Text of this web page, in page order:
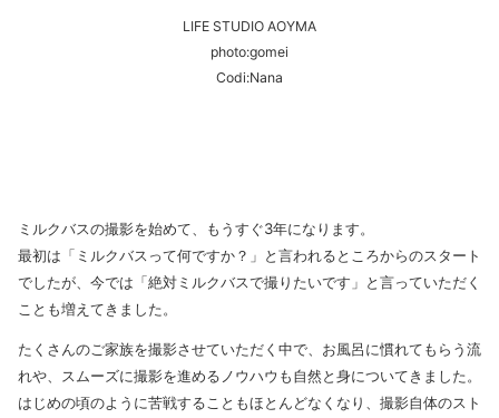
LIFE STUDIO AOYMA
photo:gomei
Codi:Nana
ミルクバスの撮影を始めて、もうすぐ3年になります。
最初は「ミルクバスって何ですか？」と言われるところからのスタート
でしたが、今では「絶対ミルクバスで撮りたいです」と言っていただく
ことも増えてきました。
たくさんのご家族を撮影させていただく中で、お風呂に慣れてもらう流
れや、スムーズに撮影を進めるノウハウも自然と身についてきました。
はじめの頃のように苦戦することもほとんどなくなり、撮影自体のスト